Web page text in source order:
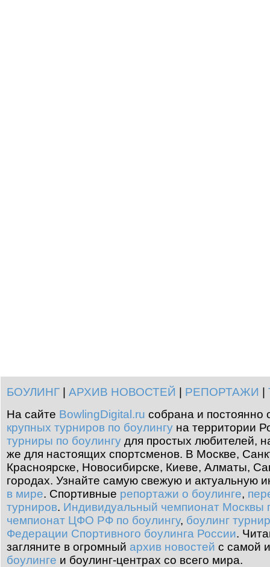
БОУЛИНГ АРХИВ НОВОСТЕЙ РЕПОРТАЖИ
На сайте BowlingDigital.ru собрана и постоянно
крупных турниров по боулингу на территории
турниры по боулингу для простых любителей,
же для настоящих спортсменов. В Москве,
Красноярске, Новосибирске, Киеве, Алматы,
городах. Узнайте самую свежую и
в мире. Спортивные репортажи о боулинге,
турниров. Индивидуальный чемпионат Москвы
чемпионат ЦФО РФ по боулингу, боулинг
Федерации Спортивного боулинга России.
загляните в огромный архив новостей с самой
боулинге и боулинг-центрах со всего мира.